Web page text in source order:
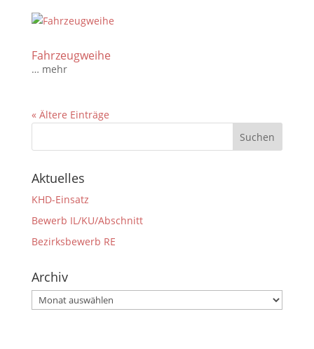
Fahrzeugweihe
… mehr
« Ältere Einträge
Aktuelles
KHD-Einsatz
Bewerb IL/KU/Abschnitt
Bezirksbewerb RE
Archiv
Archiv